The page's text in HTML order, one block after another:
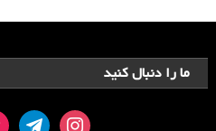
ما را دنبال کنید
instagram
telegram